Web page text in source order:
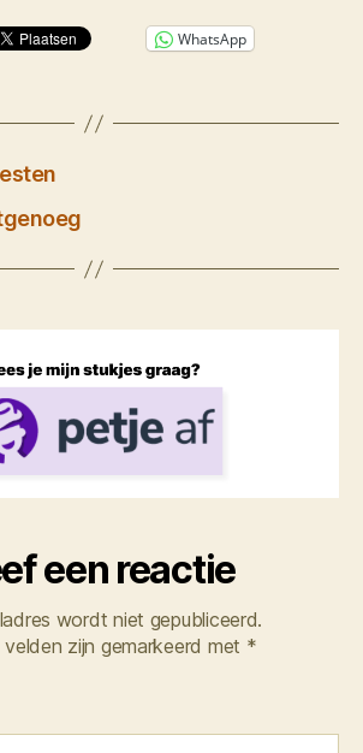
WhatsApp
een reactie
wordt niet gepubliceerd.
velden zijn gemarkeerd met *